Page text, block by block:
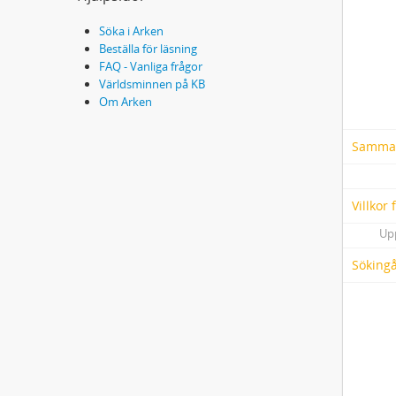
Söka i Arken
Beställa för läsning
FAQ - Vanliga frågor
Världsminnen på KB
Om Arken
Villkor